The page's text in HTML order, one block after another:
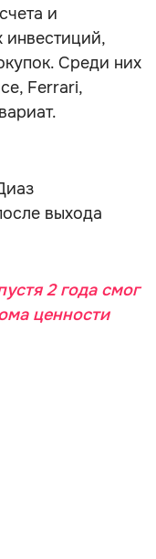
и
инвестиций,
Среди них
Ferrari,
выхода
2 года смог
ценности